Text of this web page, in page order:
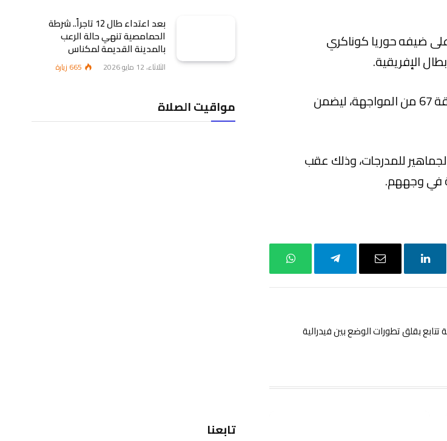
ضيفه حوريا كوناكري
الإفريقية.
هذا وقام عميد الفريق محسن متولي بهز شباك الخصم في الدقيقة 67 من المواجهة، ليضمن
للمدرجات، وذلك عقب
في وجههم.
تتابع بقلق تطورات الوضع بين فيدرالية
بعد اعتداء طال 12 تاجراً.. شرطة
الحمامصية تنهي حالة الرعب
بالمدينة القديمة لمكناس
الثلاثاء، 12 مايو 2026 665 زيارة
مواقيت الصلاة
تابعنا